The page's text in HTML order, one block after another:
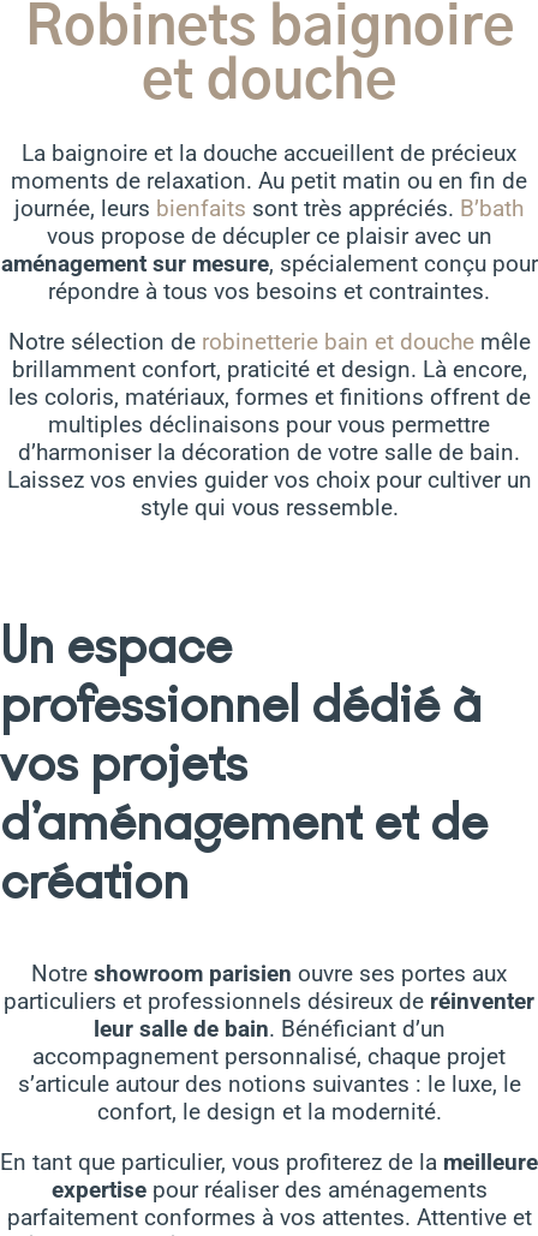
Robinets baignoire
et douche
La baignoire et la douche accueillent de précieux
moments de relaxation. Au petit matin ou en fin de
journée, leurs bienfaits sont très appréciés. B’bath
vous propose de décupler ce plaisir avec un
aménagement sur mesure, spécialement conçu pour
répondre à tous vos besoins et contraintes.
Notre sélection de robinetterie bain et douchemêle
brillamment confort, praticité et design. Là encore,
les coloris, matériaux, formes et finitions offrent de
multiples déclinaisons pour vous permettre
d’harmoniser la décoration de votre salle de bain.
Laissez vos envies guider vos choix pour cultiver un
style qui vous ressemble.
Un espace
professionnel dédié à
vos projets
d’aménagement et de
création
Notre showroom parisien ouvre ses portes aux
particuliers et professionnels désireux de réinventer
leur salle de bain. Bénéficiant d’un
accompagnement personnalisé, chaque projet
s’articule autour des notions suivantes : le luxe, le
confort, le design et la modernité.
En tant que particulier, vous profiterez de la meilleure
expertisepour réaliser des aménagements
parfaitement conformes à vos attentes. Attentive et